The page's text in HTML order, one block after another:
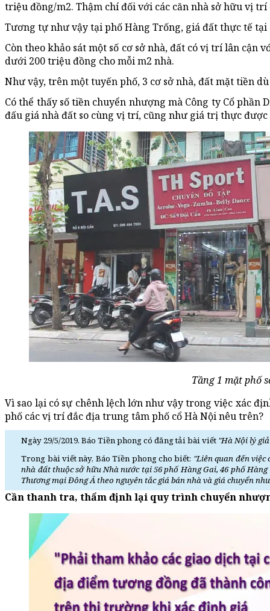
triệu đồng/m2. Thậm chí đối với các căn nhà sở hữu vị
Tương tự như vậy tại phố Hàng Trống, giá đất thực tế
Còn theo khảo sát một số cơ sở nhà, đất có vị trí lân
dưới 200 triệu đồng cho mỗi m2 nhà.
Như vậy, trên một tuyến phố, 3 cơ sở nhà, đất mặt tiền
Có thể thấy số tiền chuyển nhượng mà Công ty Cổ
đấu giá nhà đất so cùng vị trí, cũng như giá trị thực
Tầng 1 mặt phố
Vì sao lại có sự chênh lệch lớn như vậy trong việc xác
phố các vị trí đắc địa trung tâm phố cổ Hà Nội nêu trên?
Ngày 29/5/2019. Báo Tiền phong có đăng tải bài viết "Hà Nội lý
Trong bài viết này, Báo Tiền phong cho biết: "Liên quan đến
nhà đất thuộc sở hữu Nhà nước tại 56 phố Hàng Gai, 46 phố
Thương mại Đông Á theo nguyên tắc giá bán nhà và giá chuyển
Cần thanh tra, thẩm định lại quy trình chuyển